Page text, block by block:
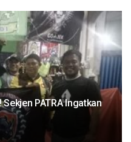
PATRA Ingatkan